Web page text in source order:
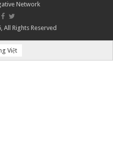
Network
Rights Reserved
Việt